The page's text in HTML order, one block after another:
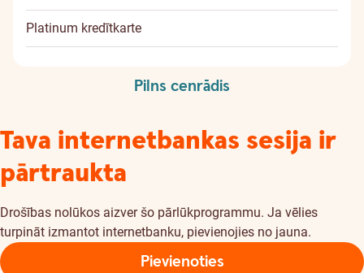
Platinum kredītkarte
Pilns cenrādis
Tava internetbankas sesija ir
pārtraukta
Drošības nolūkos aizver šo pārlūkprogrammu. Ja vēlies
turpināt izmantot internetbanku, pievienojies no jauna.
Pievienoties